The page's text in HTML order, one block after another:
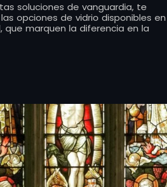
soluciones de vanguardia, te
opciones de vidrio disponibles en
que marquen la diferencia en la